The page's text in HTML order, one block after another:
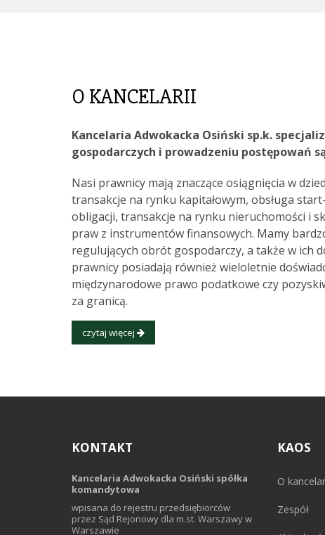
O KANCELARII
Kancelaria Adwokacka Osiński sp.k.
gospodarczych i prowadzeniu postępowań
Nasi prawnicy mają znaczące osiągnięcia w
transakcje na rynku kapitałowym, obsługa
obligacji, transakcje na rynku nieruchomości i
praw z instrumentów finansowych. Mamy
regulujących obrót gospodarczy, a także w ich
prawnicy posiadają również wieloletnie
międzynarodowe prawo podatkowe czy
za granicą.
czytaj więcej
KONTAKT
Kancelaria Adwokacka Osiński spółka
komandytowa
wpisana do rejestru przedsiębiorców
przez Sąd Rejonowy dla m.st. Warszawy w
Warszawie
KAOS
O
Zespół